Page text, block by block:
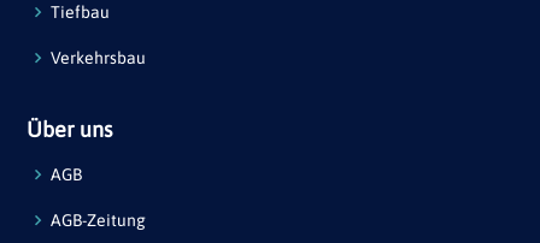
Tiefbau
Verkehrsbau
Über uns
AGB
AGB-Zeitung